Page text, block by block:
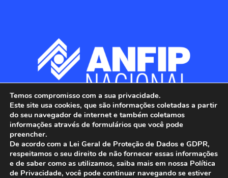
ANFIP - Associação Nacional dos Auditores
Temos compromisso com a sua privacidade.
Este site usa cookies, que são informações coletadas a partir
do seu navegador de internet e também coletamos
informações através de formulários que você pode
preencher.
De acordo com a Lei Geral de Proteção de Dados e GDPR,
respeitamos o seu direito de não fornecer essas informações
e de saber como as utilizamos, saiba mais em nossa Política
de Privacidade, você pode continuar navegando se estiver